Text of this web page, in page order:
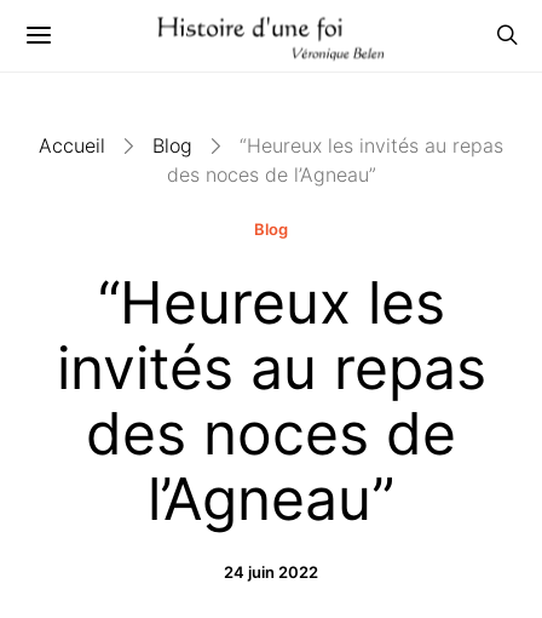
Accueil Blog
“Heureux les invités au repas
des noces de l’Agneau”
Blog
“Heureux les
invités au repas
des noces de
l’Agneau”
24 juin 2022